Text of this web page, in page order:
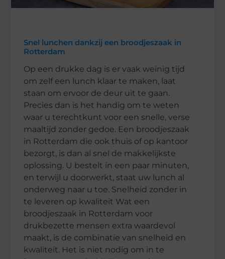
Snel lunchen dankzij een broodjeszaak in
Rotterdam
Op een drukke dag is er vaak weinig tijd
om zelf een lunch klaar te maken, laat
staan om ervoor de deur uit te gaan.
Precies dan is het handig om te weten
waar u terechtkunt voor een snelle, verse
maaltijd zonder gedoe. Een broodjeszaak
in Rotterdam die ook thuis of op kantoor
bezorgt, is dan al snel de makkelijkste
oplossing. U bestelt in een paar minuten,
en terwijl u doorwerkt, staat uw lunch al
onderweg naar u toe. Snelheid zonder in
te leveren op kwaliteit Wat een
broodjeszaak in Rotterdam voor
drukbezette mensen extra waardevol
maakt, is de combinatie van snelheid en
kwaliteit. Het is niet nodig om in te